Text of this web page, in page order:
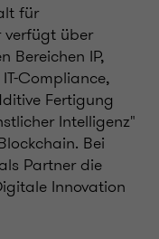
für
verfügt über
Bereichen IP,
Compliance,
Fertigung
Intelligenz"
Bei
Partner die
Innovation